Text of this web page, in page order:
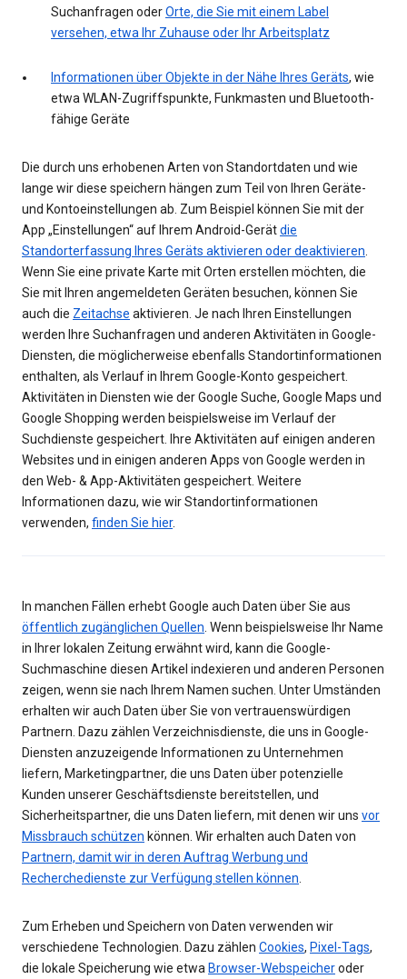
Suchanfragen oderOrte, die Sie mit einem Label
versehen, etwa Ihr Zuhause oder Ihr Arbeitsplatz
Informationen über Objekte in der Nähe Ihres Geräts, wie
etwa WLAN-Zugriffspunkte, Funkmasten und Bluetooth-
fähige Geräte
Die durch uns erhobenen Arten von Standortdaten und wie
lange wir diese speichern hängen zum Teil von Ihren Geräte-
und Kontoeinstellungen ab. Zum Beispiel können Sie mit der
App „Einstellungen“ auf Ihrem Android-Gerätdie
Standorterfassung Ihres Geräts aktivieren oder deaktivieren
Wenn Sie eine private Karte mit Orten erstellen möchten, die
Sie mit Ihren angemeldeten Geräten besuchen, können Sie
auch die Zeitachse aktivieren. Je nach Ihren Einstellungen
werden Ihre Suchanfragen und anderen Aktivitäten in Google-
Diensten, die möglicherweise ebenfalls Standortinformationen
enthalten, als Verlauf in Ihrem Google-Konto gespeichert.
Aktivitäten in Diensten wie der Google Suche, Google Maps und
Google Shopping werden beispielsweise im Verlauf der
Suchdienste gespeichert. Ihre Aktivitäten auf einigen anderen
Websites und in einigen anderen Apps von Google werden in
den Web- & App-Aktivitäten gespeichert. Weitere
Informationen dazu, wie wir Standortinformationen
verwenden, finden Sie hier.
In manchen Fällen erhebt Google auch Daten über Sie aus
öffentlich zugänglichen Quellen . Wenn beispielsweise Ihr Name
in Ihrer lokalen Zeitung erwähnt wird, kann die Google-
Suchmaschine diesen Artikel indexieren und anderen Personen
zeigen, wenn sie nach Ihrem Namen suchen. Unter Umständen
erhalten wir auch Daten über Sie von vertrauenswürdigen
Partnern. Dazu zählen Verzeichnisdienste, die uns in Google-
Diensten anzuzeigende Informationen zu Unternehmen
liefern, Marketingpartner, die uns Daten über potenzielle
Kunden unserer Geschäftsdienste bereitstellen, und
Sicherheitspartner, die uns Daten liefern, mit denen wir uns vor
Missbrauch schützen können. Wir erhalten auch Daten von
Partnern, damit wir in deren Auftrag Werbung und
Recherchedienste zur Verfügung stellen können
Zum Erheben und Speichern von Daten verwenden wir
verschiedene Technologien. Dazu zählen Cookies, Pixel-Tags,
die lokale Speicherung wie etwa Browser-Webspeicheroder